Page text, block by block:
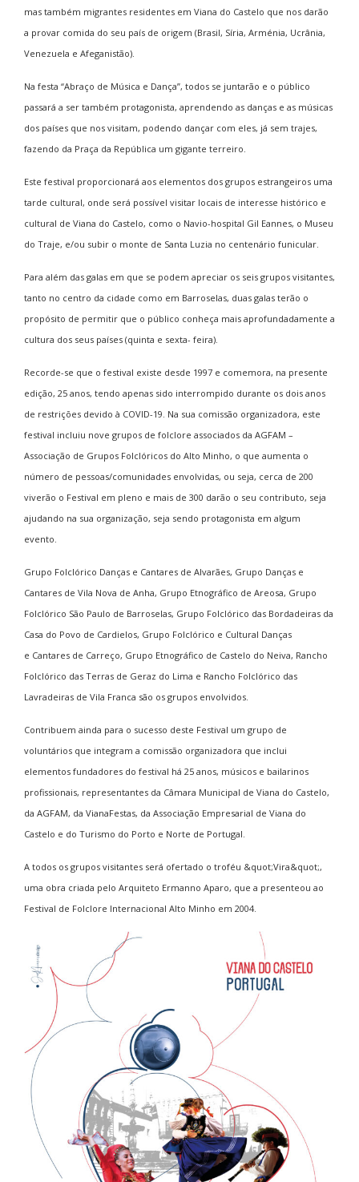
mas também migrantes residentes em Viana do Castelo que nos darão
a provar comida do seu país de origem (Brasil, Síria, Arménia, Ucrânia,
Venezuela e Afeganistão).
Na festa “Abraço de Música e Dança”, todos se juntarão e o público
passará a ser também protagonista, aprendendo as danças e as músicas
dos países que nos visitam, podendo dançar com eles, já sem trajes,
fazendo da Praça da República um gigante terreiro.
Este festival proporcionará aos elementos dos grupos estrangeiros uma
tarde cultural, onde será possível visitar locais de interesse histórico e
cultural de Viana do Castelo, como o Navio-hospital Gil Eannes, o Museu
do Traje, e/ou subir o monte de Santa Luzia no centenário funicular.
Para além das galas em que se podem apreciar os seis grupos visitantes,
tanto no centro da cidade como em Barroselas, duas galas terão o
propósito de permitir que o público conheça mais aprofundadamente a
cultura dos seus países (quinta e sexta- feira).
Recorde-se que o festival existe desde 1997 e comemora, na presente
edição, 25 anos, tendo apenas sido interrompido durante os dois anos
de restrições devido à COVID-19. Na sua comissão organizadora, este
festival incluiu nove grupos de folclore associados da AGFAM –
Associação de Grupos Folclóricos do Alto Minho, o que aumenta o
número de pessoas/comunidades envolvidas, ou seja, cerca de 200
viverão o Festival em pleno e mais de 300 darão o seu contributo, seja
ajudando na sua organização, seja sendo protagonista em algum
evento.
Grupo Folclórico Danças e Cantares de Alvarães, Grupo Danças e
Cantares de Vila Nova de Anha, Grupo Etnográfico de Areosa, Grupo
Folclórico São Paulo de Barroselas, Grupo Folclórico das Bordadeiras da
Casa do Povo de Cardielos, Grupo Folclórico e Cultural Danças
e Cantares de Carreço, Grupo Etnográfico de Castelo do Neiva, Rancho
Folclórico das Terras de Geraz do Lima e Rancho Folclórico das
Lavradeiras de Vila Franca são os grupos envolvidos.
Contribuem ainda para o sucesso deste Festival um grupo de
voluntários que integram a comissão organizadora que inclui
elementos fundadores do festival há 25 anos, músicos e bailarinos
profissionais, representantes da Câmara Municipal de Viana do Castelo,
da AGFAM, da VianaFestas, da Associação Empresarial de Viana do
Castelo e do Turismo do Porto e Norte de Portugal.
A todos os grupos visitantes será ofertado o troféu &quot;Vira&quot;,
uma obra criada pelo Arquiteto Ermanno Aparo, que a presenteou ao
Festival de Folclore Internacional Alto Minho em 2004.